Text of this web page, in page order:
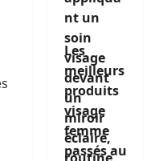
Les
meilleurs
produits
visage
femme
passés au